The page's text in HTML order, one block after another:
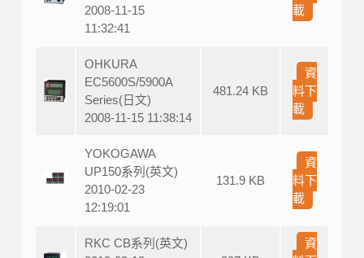
2008-11-15
11:32:41
載
OHKURA
EC5600S/5900A
Series(日文)
2008-11-15 11:38:14
481.24 KB
資
料下
載
YOKOGAWA
UP150系列(英文)
2010-02-23
12:19:01
131.9 KB
資
料下
載
RKC CB系列(英文)
資